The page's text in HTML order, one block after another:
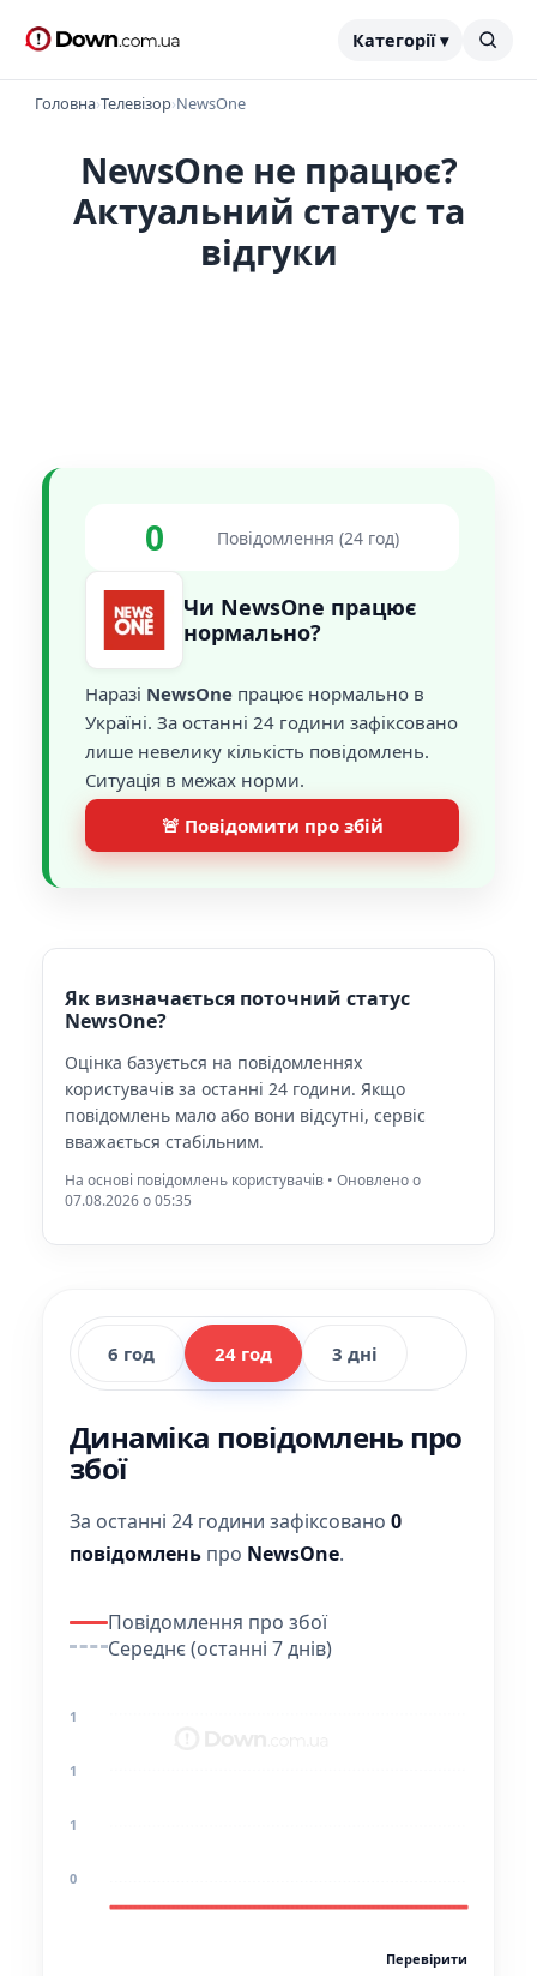
Категорії ▾
Головна›Телевізор›NewsOne
NewsOne не працює?
Актуальний статус та
відгуки
0 Повідомлення (24 год)
Чи NewsOne працює
нормально?
Наразі NewsOne працює нормально в
Україні. За останні 24 години зафіксовано
лише невелику кількість повідомлень.
Ситуація в межах норми.
🚨 Повідомити про збій
Як визначається поточний статус
NewsOne?
Оцінка базується на повідомленнях
користувачів за останні 24 години. Якщо
повідомлень мало або вони відсутні, сервіс
вважається стабільним.
На основі повідомлень користувачів • Оновлено о
07.08.2026 o 05:35
6 год 24 год 3 дні
Динаміка повідомлень про
збої
За останні 24 години зафіксовано 0
повідомлень про NewsOne.
Повідомлення про збої
Середнє (останні 7 днів)
1
1
1
0
Перевірити